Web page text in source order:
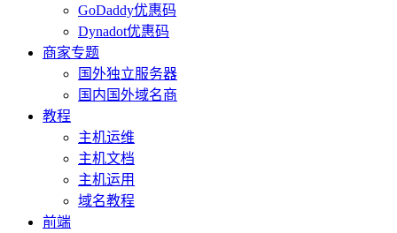
GoDaddy优惠码
Dynadot优惠码
商家专题
国外独立服务器
国内国外域名商
教程
主机运维
主机文档
主机运用
域名教程
前端